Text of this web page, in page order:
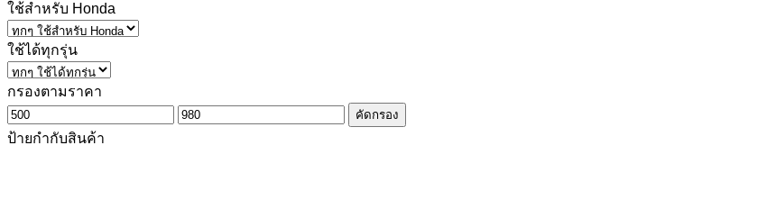
ใช้สำหรับ Honda
ใช้ได้ทุกรุ่น
กรองตามราคา
ราคา
ต่ำ
ราคา
คัดกรอง
ป้ายกำกับสินค้า